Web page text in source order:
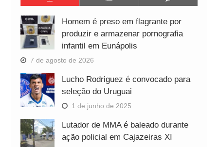
Homem é preso em flagrante por
produzir e armazenar pornografia
infantil em Eunápolis
7 de agosto de 2026
Lucho Rodriguez é convocado para
seleção do Uruguai
1 de junho de 2025
Lutador de MMA é baleado durante
ação policial em Cajazeiras XI